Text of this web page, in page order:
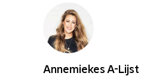
Annemiekes A-Lijst